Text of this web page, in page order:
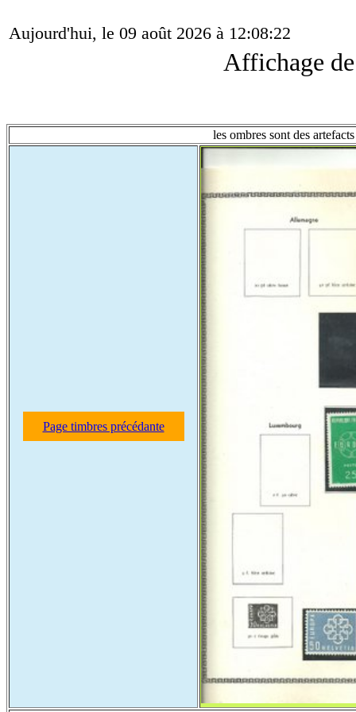
Aujourd'hui, le 09 août 2026 à 12:08:22
Affichage
les ombres sont des
Page timbres précédante